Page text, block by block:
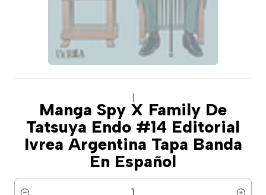
Manga Spy X Family De
Tatsuya Endo #14 Editorial
Ivrea Argentina Tapa Banda
En Español